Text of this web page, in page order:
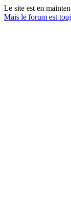
Le site est en
Mais le forum est